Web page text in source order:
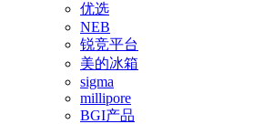
优选
NEB
锐竞平台
美的冰箱
sigma
millipore
BGI产品